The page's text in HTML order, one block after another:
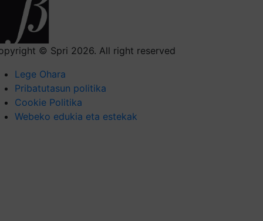
© Spri 2026. All right reserved
Lege Ohara
Pribatutasun politika
Cookie Politika
Webeko edukia eta estekak